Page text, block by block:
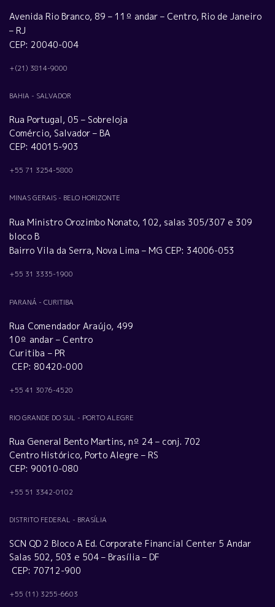
Avenida Rio Branco, 89 – 11º andar – Centro, Rio de Janeiro
– RJ
CEP: 20040-004
+(21) 3814-9000
BAHIA - SALVADOR
Rua Portugal, 05 – Sobreloja
Comércio, Salvador – BA
CEP: 40015-903
+55 71 3254-5800
MINAS GERAIS - BELO HORIZONTE
Rua Ministro Orozimbo Nonato, 102, salas 305/307 e 309
bloco B
Bairro Vila da Serra, Nova Lima – MG CEP: 34006-053
+55 31 3335-1900
PARANÁ - CURITIBA
Rua Comendador Araújo, 499
10º andar – Centro
Curitiba – PR
CEP: 80420-000
+55 41 3076-4520
RIO GRANDE DO SUL - PORTO ALEGRE
Rua General Bento Martins, nº 24 – conj. 702
Centro Histórico, Porto Alegre – RS
CEP: 90010-080
+55 51 3342-0102
DISTRITO FEDERAL - BRASÍLIA
SCN QD 2 Bloco A Ed. Corporate Financial Center 5 Andar
Salas 502, 503 e 504 – Brasília – DF
CEP: 70712-900
+55 (11) 3255-6603